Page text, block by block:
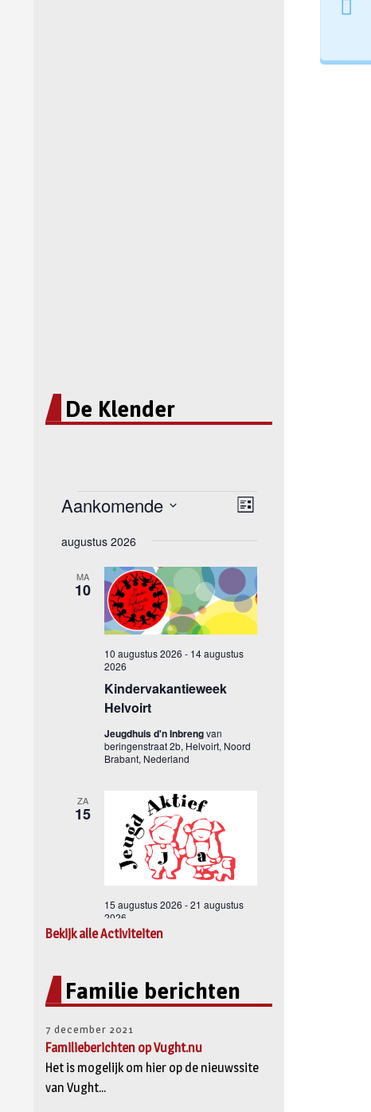
De Klender
Bekijk alle Activiteiten
Familie berichten
7 december 2021
Familieberichten op Vught.nu
Het is mogelijk om hier op de nieuwssite
van Vught...